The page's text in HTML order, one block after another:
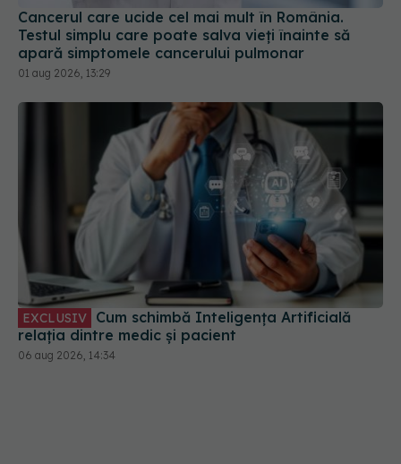
01 aug 2026, 13:29
EXCLUSIV
relația dintre medic și pacient
06 aug 2026, 14:34